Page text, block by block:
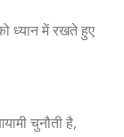
ध्यान में रखते हुए
चुनौती है,